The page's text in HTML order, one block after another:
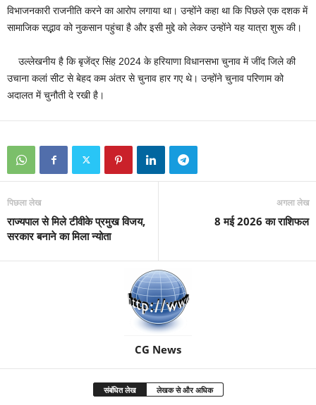
विभाजनकारी राजनीति करने का आरोप लगाया था। उन्होंने कहा था कि पिछले एक दशक में
सामाजिक सद्भाव को नुकसान पहुंचा है और इसी मुद्दे को लेकर उन्होंने यह यात्रा शुरू की।
उल्लेखनीय है कि बृजेंद्र सिंह 2024 के हरियाणा विधानसभा चुनाव में जींद जिले की
उचाना कलां सीट से बेहद कम अंतर से चुनाव हार गए थे। उन्होंने चुनाव परिणाम को
अदालत में चुनौती दे रखी है।
पिछला लेख
राज्यपाल से मिले टीवीके प्रमुख विजय,
सरकार बनाने का मिला न्योता
अगला लेख
8 मई 2026 का राशिफल
CG News
संबंधित लेख लेखक से और अधिक